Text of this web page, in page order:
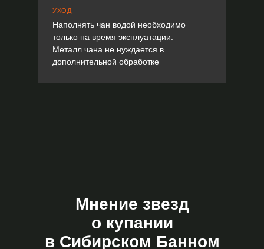
Наполнять чан водой необходимо
только на время эксплуатации.
Металл чана не нуждается в
дополнительной обработке
УХОД
Мнение звезд
о купании
в Сибирском Банном